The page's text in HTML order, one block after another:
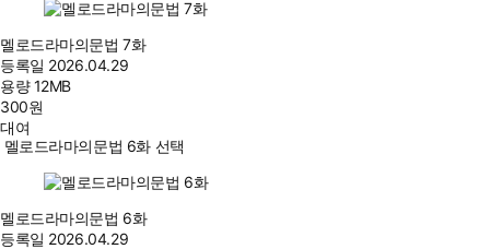
멜로드라마의문법 7화
등록일 2026.04.29
용량12MB
300원
대여
멜로드라마의문법 6화 선택
멜로드라마의문법 6화
등록일 2026.04.29